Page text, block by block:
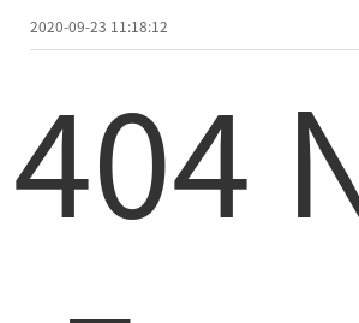
选择。
而全屋净水系统则对追
庭来说，更是必不可少的。
水系统，不仅可以除去自来水
锈等大颗粒杂质，还能去除
庭用水安全。全屋净水系统
2020-09-23 11:18:12
404